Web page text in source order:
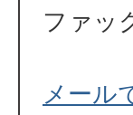
ファッ
メール